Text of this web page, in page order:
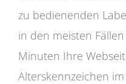
zu bedienenden
in den meisten
Minuten Ihre
Alterskennzeichen